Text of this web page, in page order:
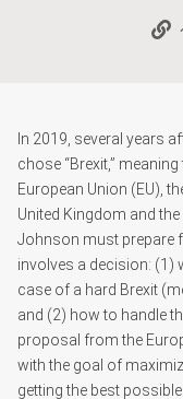
In 2019, several years
chose “Brexit,”
European Union (EU),
United Kingdom and
Johnson must prepare
involves a decision: (1)
case of a hard Brexit
and (2) how to handle
proposal from the
with the goal of
getting the best possible